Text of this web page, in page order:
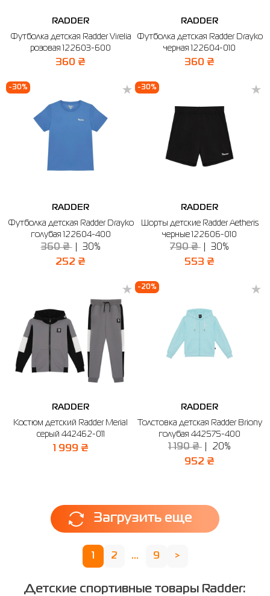
RADDER
Футболка детская Radder Virelia
розовая 122603-600
360 ₴
RADDER
Футболка детская Radder Drayko
черная 122604-010
360 ₴
-30%
RADDER
Футболка детская Radder Drayko
голубая 122604-400
360 ₴ 30%
252 ₴
-30%
RADDER
Шорты детские Radder Aetheris
черные 122606-010
790 ₴ 30%
553 ₴
RADDER
Костюм детский Radder Merial
серый 442462-011
1 999 ₴
-20%
RADDER
Толстовка детская Radder Briony
голубая 442575-400
1 190 ₴ 20%
952 ₴
Загрузить еще
2 ... 9 >
Детские спортивные товары Radder: